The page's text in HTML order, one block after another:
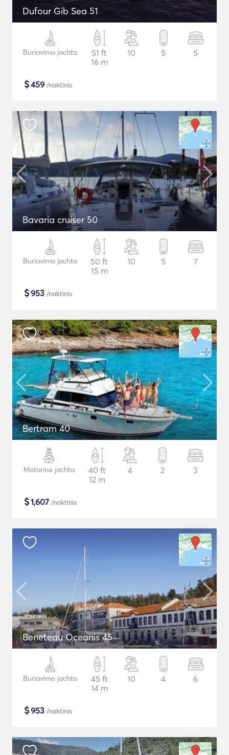
Dufour Gib Sea 51
Buriavimo jachta
51 ft
16 m
10 5 5
$459 /naktinis
Bavaria cruiser 50
Buriavimo jachta
50 ft
15 m
10 5 7
$953 /naktinis
Bertram 40
Motorinė jachta
40 ft
12 m
4 2 3
$1,607 /naktinis
Beneteau Oceanis 45
Buriavimo jachta
45 ft
14 m
10 4 6
$953 /naktinis